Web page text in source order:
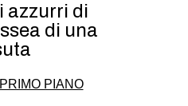
azzurri di
di una
PRIMO PIANO